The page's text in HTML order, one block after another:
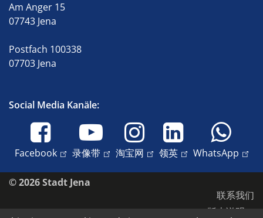
Am Anger 15
07743 Jena
Postfach 100338
07703 Jena
Social Media Kanäle:
Facebook 录像带 淘宝网 领英 WhatsApp
© 2026 Stadt Jena
联系我们
版本说明